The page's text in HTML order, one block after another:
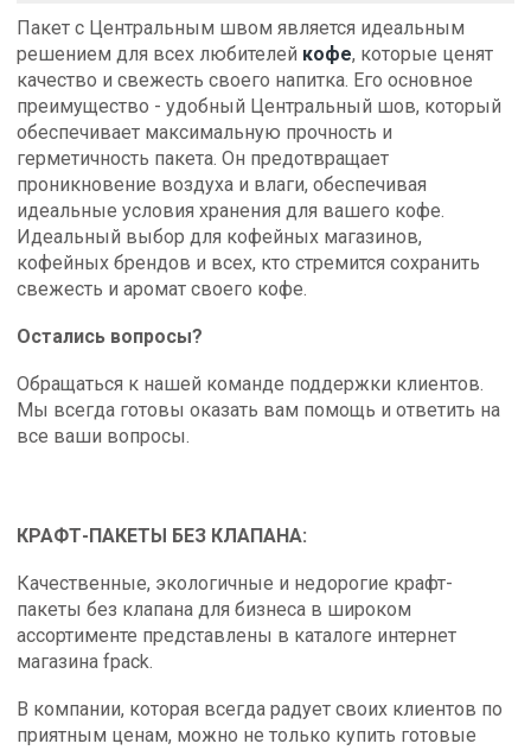
Пакет с Центральным швом является идеальным
решением для всех любителей кофе, которые ценят
качество и свежесть своего напитка. Его основное
преимущество - удобный Центральный шов, который
обеспечивает максимальную прочность и
герметичность пакета. Он предотвращает
проникновение воздуха и влаги, обеспечивая
идеальные условия хранения для вашего кофе.
Идеальный выбор для кофейных магазинов,
кофейных брендов и всех, кто стремится сохранить
свежесть и аромат своего кофе.
Остались вопросы?
Обращаться к нашей команде поддержки клиентов.
Мы всегда готовы оказать вам помощь и ответить на
все ваши вопросы.
КРАФТ-ПАКЕТЫ БЕЗ КЛАПАНА:
Качественные, экологичные и недорогие крафт-
пакеты без клапана для бизнеса в широком
ассортименте представлены в каталоге интернет
магазина fpack.
В компании, которая всегда радует своих клиентов по
приятным ценам, можно не только купить готовые